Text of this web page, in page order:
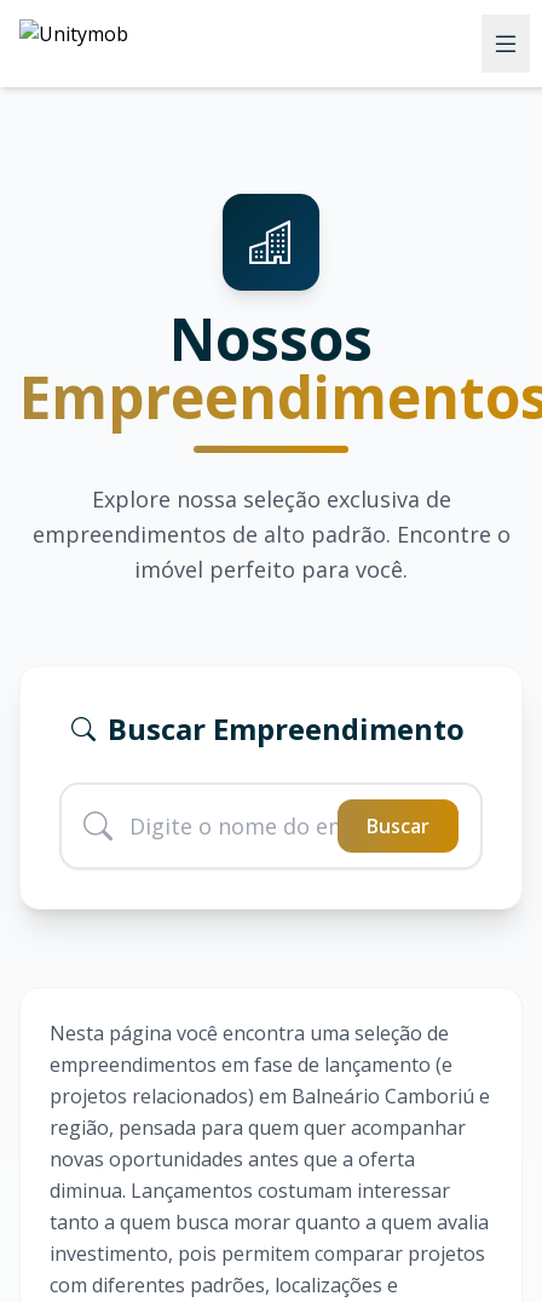
Nossos
Explore nossa seleção exclusiva de
empreendimentos de alto padrão. Encontre o
imóvel perfeito para você.
Buscar Empreendimento
Buscar
Nesta página você encontra uma seleção de
empreendimentos em fase de lançamento (e
projetos relacionados) em Balneário Camboriú e
região, pensada para quem quer acompanhar
novas oportunidades antes que a oferta
diminua. Lançamentos costumam interessar
tanto a quem busca morar quanto a quem avalia
investimento, pois permitem comparar projetos
com diferentes padrões, localizações e